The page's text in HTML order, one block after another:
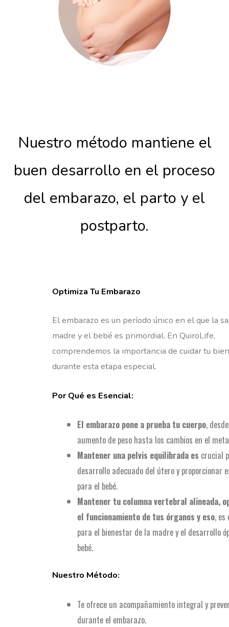
Nuestro método mantiene el
buen desarrollo en el proceso
del embarazo, el parto y el
postparto.
Optimiza Tu Embarazo
El embarazo es un período único en el que la
madre y el bebé es primordial. En QuiroLife,
comprendemos la importancia de cuidar tu
durante esta etapa especial.
Por Qué es Esencial:
El embarazo pone a prueba tu cuerpo,
aumento de peso hasta los cambios en el
Mantener una pelvis equilibrada es crucial
desarrollo adecuado del útero y proporcionar
para el bebé.
Mantener tu columna vertebral alineada,
el funcionamiento de tus órganos y eso, es
para el bienestar de la madre y el desarrollo
bebé.
Nuestro Método:
Te ofrece un acompañamiento integral y
durante el embarazo.